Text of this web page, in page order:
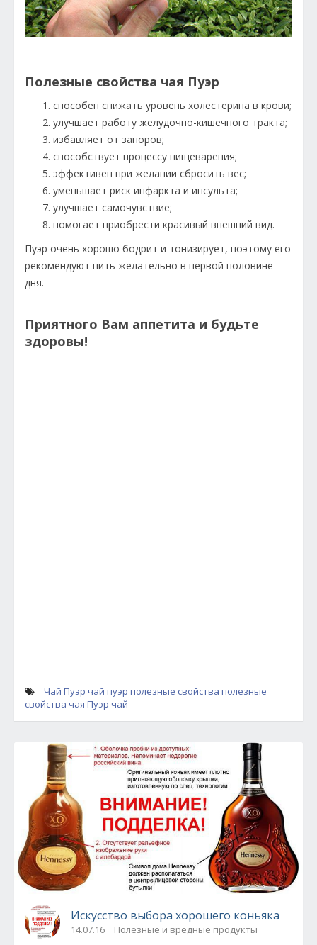
Полезные свойства чая Пуэр
способен снижать уровень холестерина в крови;
улучшает работу желудочно-кишечного тракта;
избавляет от запоров;
способствует процессу пищеварения;
эффективен при желании сбросить вес;
уменьшает риск инфаркта и инсульта;
улучшает самочувствие;
помогает приобрести красивый внешний вид.
Пуэр очень хорошо бодрит и тонизирует, поэтому его
рекомендуют пить желательно в первой половине
дня.
Приятного Вам аппетита и будьте
здоровы!
Чай Пуэр чай пуэр полезные свойства полезные
свойства чая Пуэр чай
Искусство выбора хорошего коньяка
14.07.16 Полезные и вредные продукты